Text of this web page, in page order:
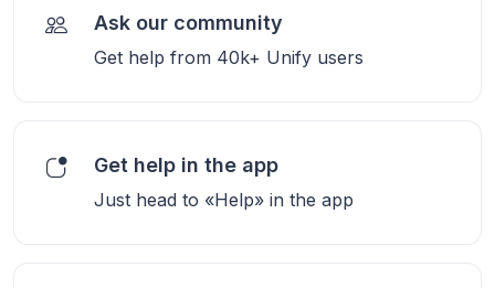
Ask our community
Get help from 40k+ Unify users
Get help in the app
Just head to «Help» in the app